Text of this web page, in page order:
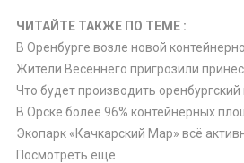
ЧИТАЙТЕ ТАКЖЕ ПО ТЕМЕ :
В Оренбурге возле новой
Жители Весеннего пригрозили
Что будет производить
В Орске более 96% контейнерных
Экопарк «Качкарский Мар» всё
Посмотреть еще